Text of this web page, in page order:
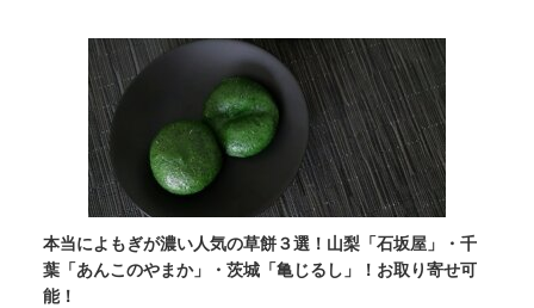
本当によもぎが濃い人気の草餅３選！山梨「石坂屋」・千
葉「あんこのやまか」・茨城「亀じるし」！お取り寄せ可
能！